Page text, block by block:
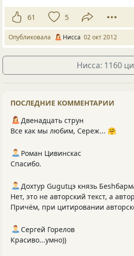
61 5
Опубликовала Нисса 02 окт 2012
Нисса: 1160
ПОСЛЕДНИЕ КОММЕНТАРИИ
Двенадцать струн
Все как мы любим, Сереж... 🤗
Роман Цивинскас
Спасибо.
Дохтур Gugutцэ князь
Нет, это не авторский текст, а
Причём, при цитировании
Сергей Горелов
Красиво...умно))